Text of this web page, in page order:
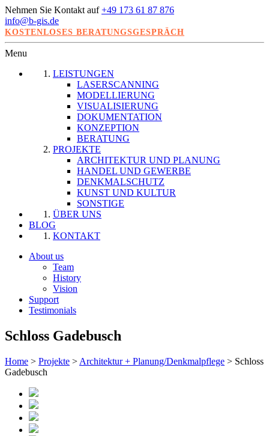
Nehmen Sie Kontakt auf+49 173 61 87 876
info@b-gis.de
KOSTENLOSES BERATUNGSGESPRÄCH
Menu
LEISTUNGEN
LASERSCANNING
MODELLIERUNG
VISUALISIERUNG
DOKUMENTATION
KONZEPTION
BERATUNG
PROJEKTE
ARCHITEKTUR UND PLANUNG
HANDEL UND GEWERBE
DENKMALSCHUTZ
KUNST UND KULTUR
SONSTIGE
ÜBER UNS
BLOG
KONTAKT
About us
Team
History
Vision
Support
Testimonials
Schloss Gadebusch
Home > Projekte > Architektur + Planung/Denkmalpflege > Schloss
Gadebusch